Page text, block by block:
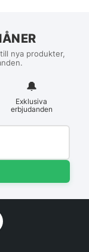
nya produkter,
🔔
Exklusiva
erbjudanden